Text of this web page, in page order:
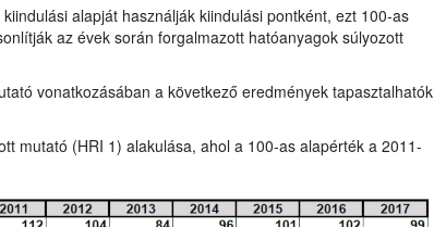
alapját használják kiindulási pontként, ezt 100-as
az évek során forgalmazott hatóanyagok súlyozott
vonatkozásában a következő eredmények tapasztalhatók
mutató (HRI 1) alakulása, ahol a 100-as alapérték a 2011-